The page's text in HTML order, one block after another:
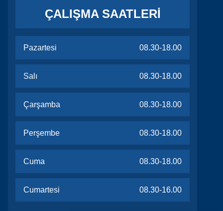
ÇALIŞMA SAATLERİ
Pazartesi 08.30-18.00
Salı 08.30-18.00
Çarşamba 08.30-18.00
Perşembe 08.30-18.00
Cuma 08.30-18.00
Cumartesi 08.30-16.00